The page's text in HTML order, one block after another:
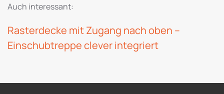
Auch interessant:
Rasterdecke mit Zugang nach oben –
Einschubtreppe clever integriert